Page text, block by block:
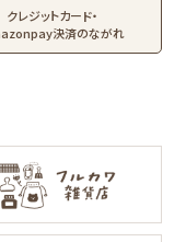
お菓子などうぶつ
工房
クレジットカード・
決済のながれ